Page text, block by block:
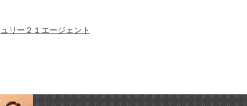
リー２１エージェント